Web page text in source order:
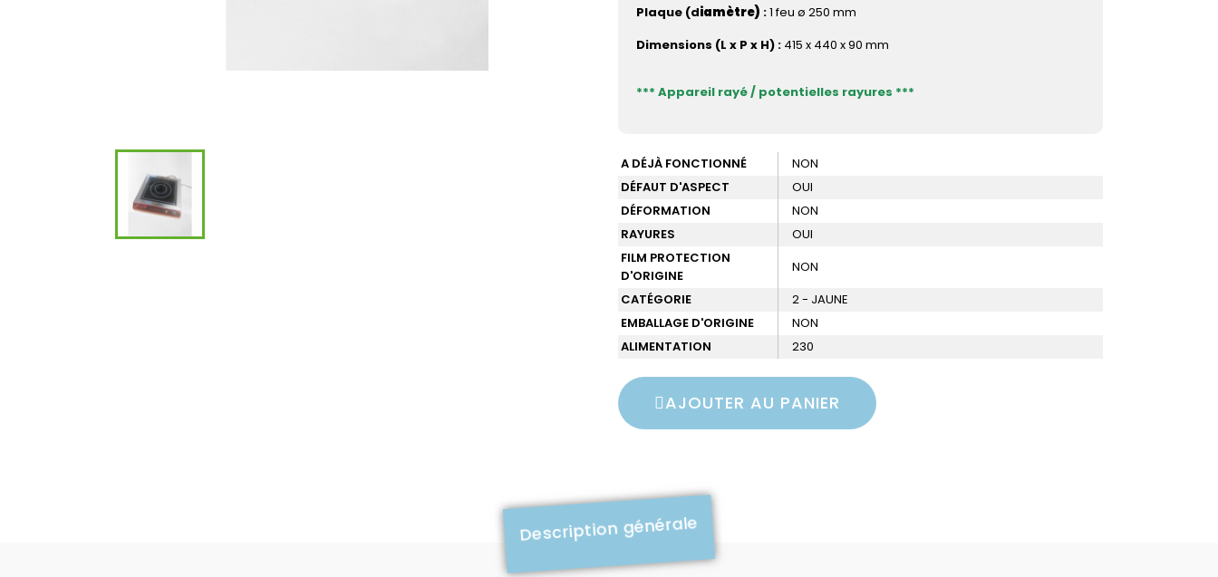
Plaque (diamètre) :1 feu ø 250 mm
Dimensions (L x P x H) : 415 x 440 x 90 mm
*** Appareil rayé / potentielles rayures ***
A DÉJÀ FONCTIONNÉ
NON
DÉFAUT D'ASPECT
OUI
DÉFORMATION
NON
RAYURES
OUI
FILM PROTECTION
D'ORIGINE
NON
CATÉGORIE
2 - JAUNE
EMBALLAGE D'ORIGINE
NON
ALIMENTATION
230
AJOUTER AU PANIER
Description générale